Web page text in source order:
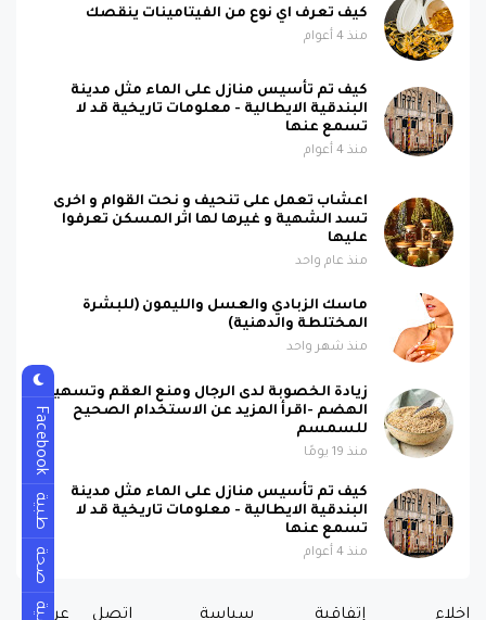
كيف تعرف اي نوع من الفيتامينات ينقصك
منذ 4 أعوام
كيف تم تأسيس منازل على الماء مثل مدينة
البندقية الايطالية - معلومات تاريخية قد لا
تسمع عنها
منذ 4 أعوام
اعشاب تعمل على تنحيف و نحت القوام و اخرى
تسد الشهية و غيرها لها اثر المسكن تعرفوا
عليها
منذ عام واحد
ماسك الزبادي والعسل والليمون (للبشرة
المختلطة والدهنية)
منذ شهر واحد
زيادة الخصوبة لدى الرجال ومنع العقم وتسهيل
الهضم -اقرأ المزيد عن الاستخدام الصحيح
للسمسم
منذ 19 يومًا
كيف تم تأسيس منازل على الماء مثل مدينة
البندقية الايطالية - معلومات تاريخية قد لا
تسمع عنها
منذ 4 أعوام
اخلاء إتفاقية سياسة اتصل عن
Facebook
طبية
صحة